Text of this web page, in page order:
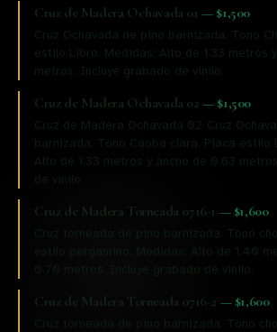
Cruz de Madera Ochavada 01 — $1,500
Cruz Ochavada de pino barnizada. Tono
estilo Libro. Medidas: Alto de 1.33 metros
metros. Incluye grabado de vinilo.
Cruz de Madera Ochavada 02 — $1,500
Cruz de Madera Ochavada 02 Cruz
barnizada. Tono Caoba clara. Placa estilo
Alto de 1.33 metros y ancho de 0.63
de vinilo.
Cruz de Madera Torneada 0716-1 — $1,600
Cruz torneada de pino barnizada. Tono
estilo pergamino. Medidas: Alto de 1.40
0.70 metros. Incluye grabado de vinilo.
Cruz de Madera Torneada 0716-2 — $1,600
Cruz torneada de pino barnizada. Tono